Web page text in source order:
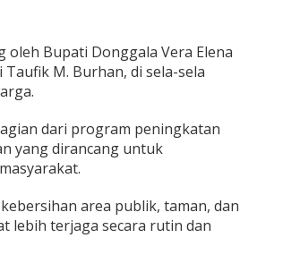
oleh Bupati Donggala Vera Elena
M. Burhan, di sela-sela
dari program peningkatan
yang dirancang untuk
area publik, taman, dan
lebih terjaga secara rutin dan